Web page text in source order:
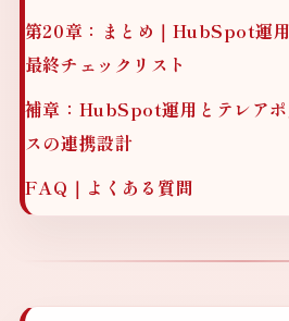
第20章：まとめ｜HubSpot運
最終チェックリスト
補章：HubSpot運用とテレア
スの連携設計
FAQ｜よくある質問